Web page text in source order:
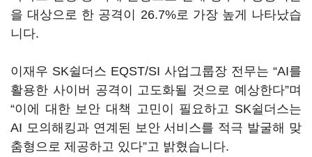
을 대상으로 한 공격이 26.7%로 가장 높게 나타났습
니다.
이재우 SK쉴더스 EQST/SI 사업그룹장 전무는 “AI를
활용한 사이버 공격이 고도화될 것으로 예상한다”며
“이에 대한 보안 대책 고민이 필요하고 SK쉴더스는
AI 모의해킹과 연계된 보안 서비스를 적극 발굴해 맞
춤형으로 제공하고 있다”고 밝혔습니다.